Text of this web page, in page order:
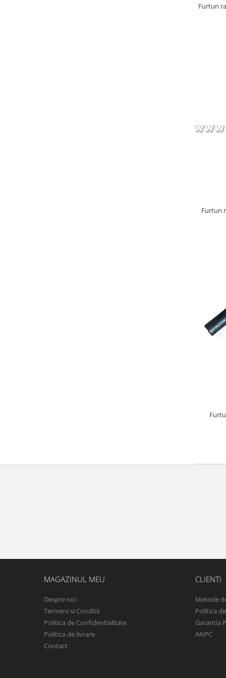
Furtun
Furtun
MAGAZINUL MEU
Despre noi
Termeni si Conditii
Politica de Confidentialitate
Politica de livrare
Contact
CLIENTI
Metode
Politica
Garantia
ANPC